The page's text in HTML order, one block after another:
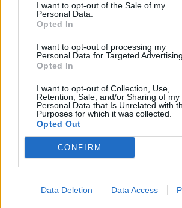
I want to opt-out of the Sale of my
Personal Data.
Opted In
I want to opt-out of processing my
Personal Data for Targeted Advertising.
Opted In
I want to opt-out of Collection, Use,
Retention, Sale, and/or Sharing of my
Personal Data that Is Unrelated with
Purposes for which it was collected.
Opted Out
CONFIRM
Data Deletion Data Access
verändern kann. Nahe an den 20 ist eine
weniger geneigt egal welcher Art von
Selbstbewusstsein und ein Gefühl der
langsam das Begehren wie ihre Freunde
müssen, was mehr oder weniger direkt
Hollywood hat. Der Ruf nach
und damit kommt auch ein Abschied vom
Aber danach kommen wieder neue
eine Art von Gruppenzwang durchleben,
stärksten bei der Frisur ausdrückt.
Die launische Welt der Mode und Stars